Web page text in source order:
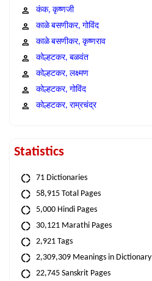
कंक, कृष्णजी
काळे बसणीकर, गोविंद
काळे बसणीकर, कृष्णराव
कोल्हटकर, बळवंत
कोल्हटकर, लक्ष्मण
कोल्हटकर, गोविंद
कोल्हटकर, राम्रचंद्र
Statistics
71 Dictionaries
58,915 Total Pages
5,000 Hindi Pages
30,121 Marathi Pages
2,921 Tags
2,309,309 Meanings in Dictionary
22,745 Sanskrit Pages